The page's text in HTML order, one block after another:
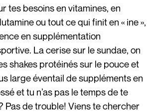
tes besoins en vitamines, en
ou tout ce qui finit en « ine »,
en supplémentation
La cerise sur le sundae, on
shakes protéinés sur le pouce et
large éventail de suppléments en
et tu n’as pas le temps de te
Pas de trouble! Viens te chercher